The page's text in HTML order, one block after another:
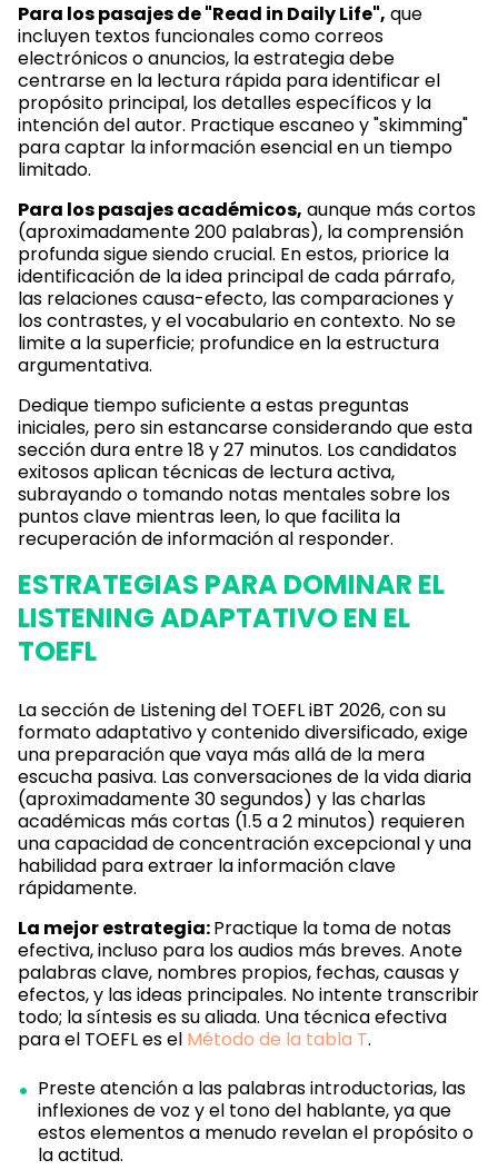
Para los pasajes de "Read in Daily Life", que
incluyen textos funcionales como correos
electrónicos o anuncios, la estrategia debe
centrarse en la lectura rápida para identificar el
propósito principal, los detalles específicos y la
intención del autor. Practique escaneo y "skimming"
para captar la información esencial en un tiempo
limitado.
Para los pasajes académicos, aunque más cortos
(aproximadamente 200 palabras), la comprensión
profunda sigue siendo crucial. En estos, priorice la
identificación de la idea principal de cada párrafo,
las relaciones causa-efecto, las comparaciones y
los contrastes, y el vocabulario en contexto. No se
limite a la superficie; profundice en la estructura
argumentativa.
Dedique tiempo suficiente a estas preguntas
iniciales, pero sin estancarse considerando que esta
sección dura entre 18 y 27 minutos. Los candidatos
exitosos aplican técnicas de lectura activa,
subrayando o tomando notas mentales sobre los
puntos clave mientras leen, lo que facilita la
recuperación de información al responder.
ESTRATEGIAS PARA DOMINAR EL
LISTENING ADAPTATIVO EN EL
TOEFL
La sección de Listening del TOEFL iBT 2026, con su
formato adaptativo y contenido diversificado, exige
una preparación que vaya más allá de la mera
escucha pasiva. Las conversaciones de la vida diaria
(aproximadamente 30 segundos) y las charlas
académicas más cortas (1.5 a 2 minutos) requieren
una capacidad de concentración excepcional y una
habilidad para extraer la información clave
rápidamente.
La mejor estrategia:Practique la toma de notas
efectiva, incluso para los audios más breves. Anote
palabras clave, nombres propios, fechas, causas y
efectos, y las ideas principales. No intente transcribir
todo; la síntesis es su aliada. Una técnica efectiva
para el TOEFL es el Método de la tabla T.
Preste atención a las palabras introductorias, las
inflexiones de voz y el tono del hablante, ya que
estos elementos a menudo revelan el propósito o
la actitud.